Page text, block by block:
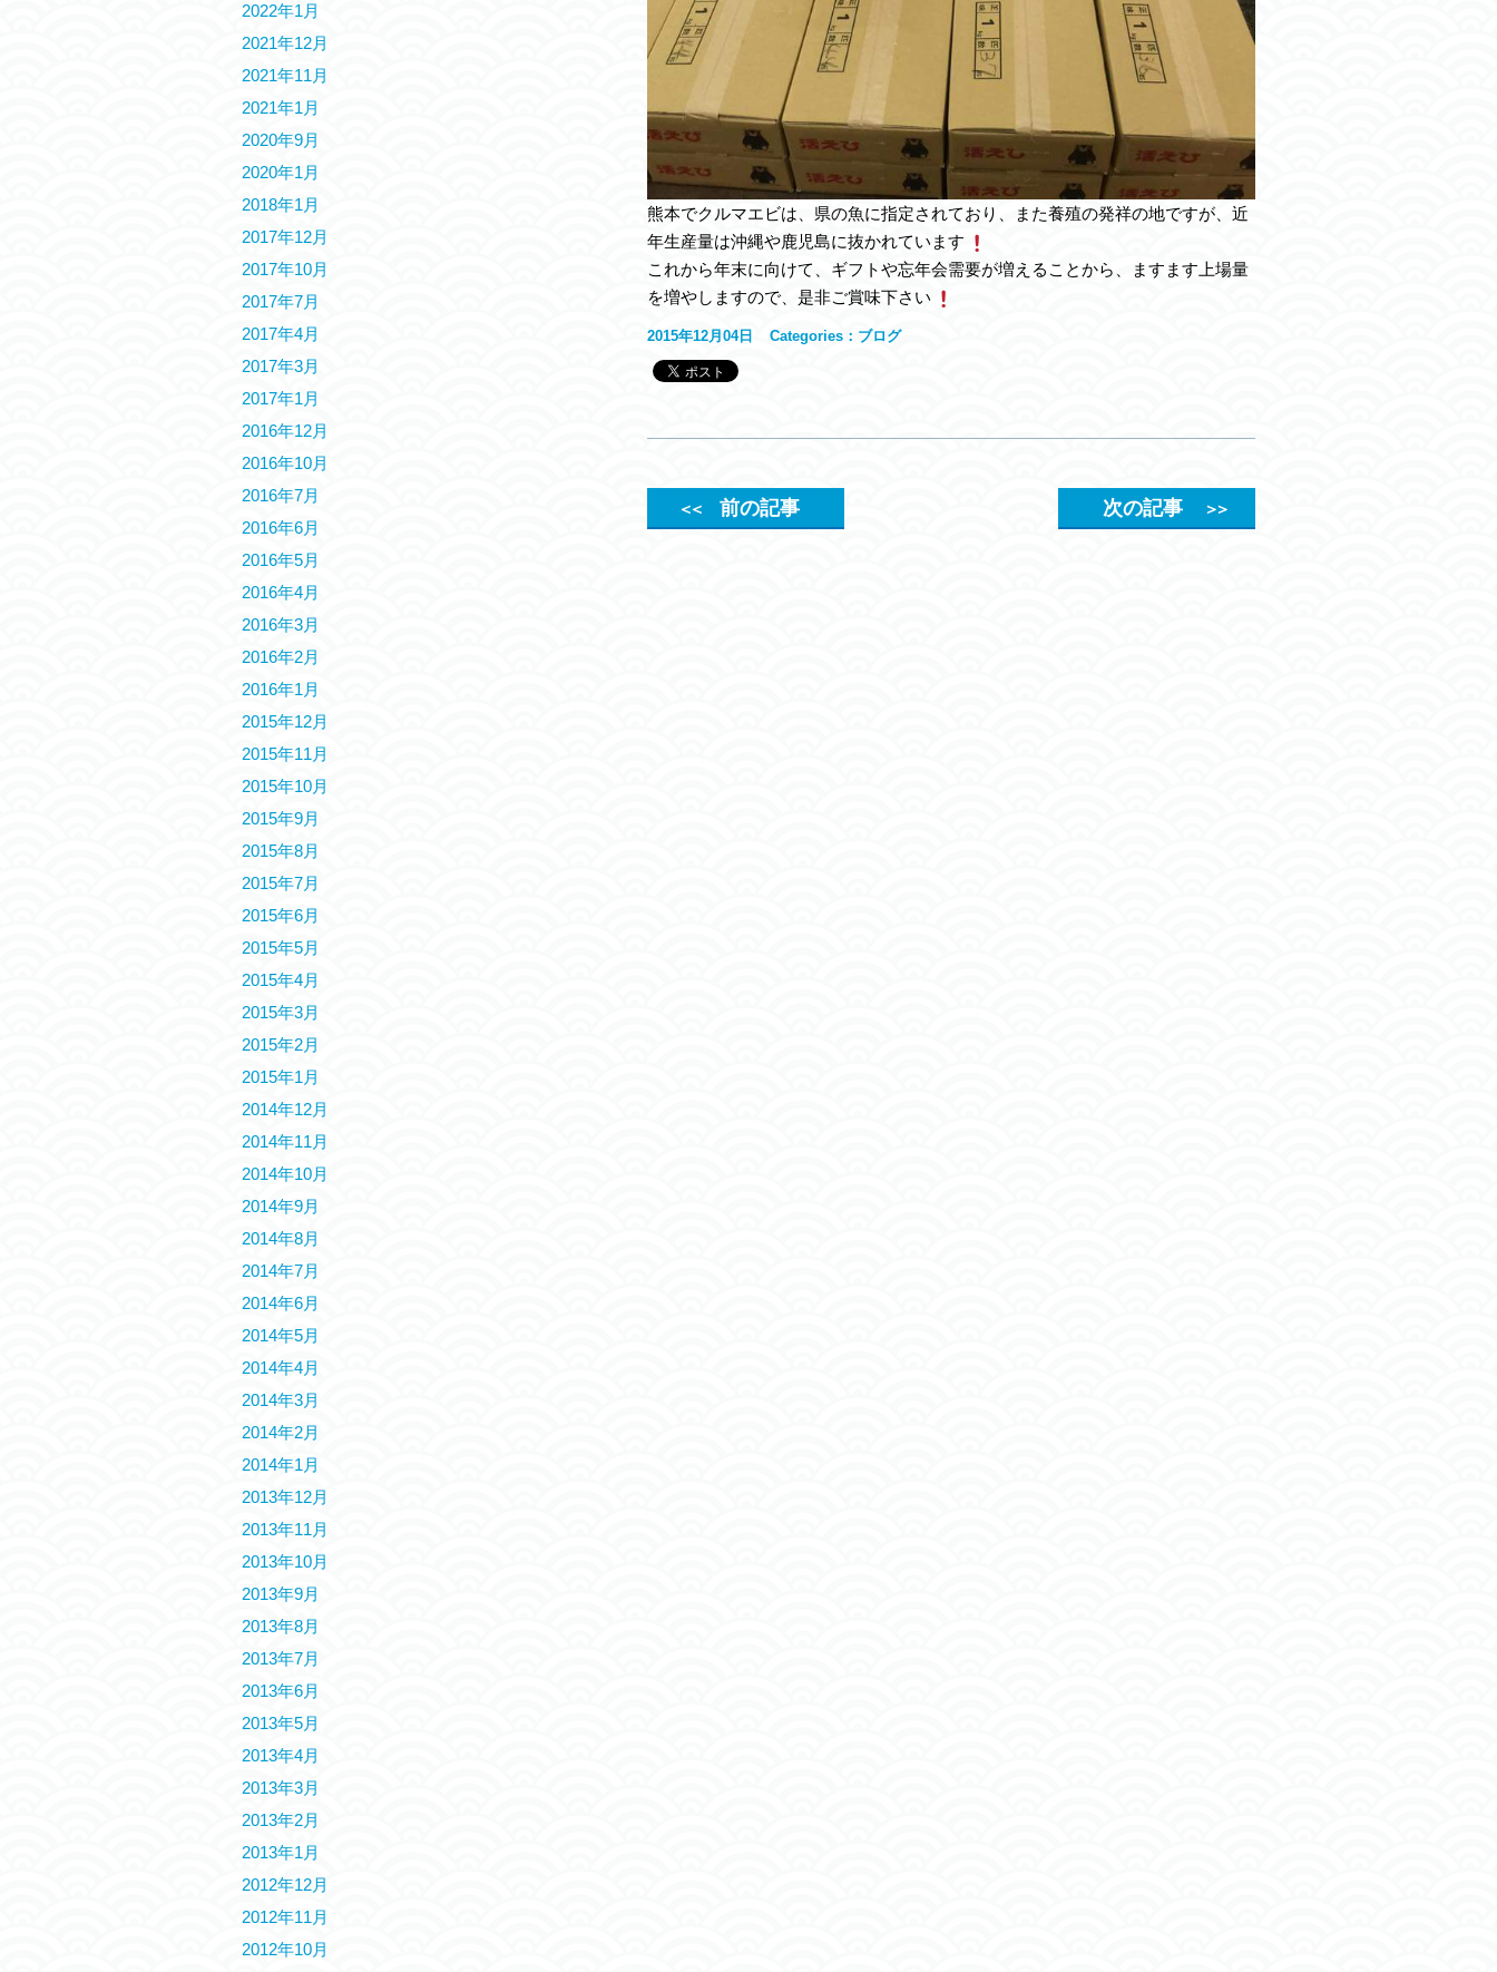
熊本でクルマエビは、県の魚に指定されており、また養殖の発祥の地ですが、近
年生産量は沖縄や鹿児島に抜かれています
これから年末に向けて、ギフトや忘年会需要が増えることから、ますます上場量
を増やしますので、是非ご賞味下さい
2015年12月04日 Categories： ブログ
＜＜前の記事 次の記事 ＞＞
2022年1月
2021年12月
2021年11月
2021年1月
2020年9月
2020年1月
2018年1月
2017年12月
2017年10月
2017年7月
2017年4月
2017年3月
2017年1月
2016年12月
2016年10月
2016年7月
2016年6月
2016年5月
2016年4月
2016年3月
2016年2月
2016年1月
2015年12月
2015年11月
2015年10月
2015年9月
2015年8月
2015年7月
2015年6月
2015年5月
2015年4月
2015年3月
2015年2月
2015年1月
2014年12月
2014年11月
2014年10月
2014年9月
2014年8月
2014年7月
2014年6月
2014年5月
2014年4月
2014年3月
2014年2月
2014年1月
2013年12月
2013年11月
2013年10月
2013年9月
2013年8月
2013年7月
2013年6月
2013年5月
2013年4月
2013年3月
2013年2月
2013年1月
2012年12月
2012年11月
2012年10月